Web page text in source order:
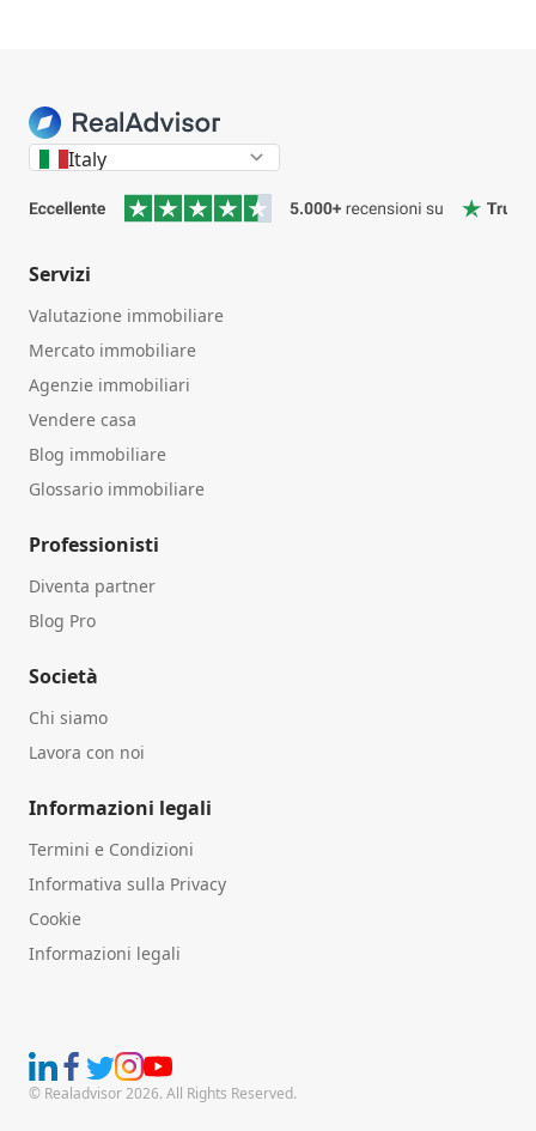
Italy
Servizi
Valutazione immobiliare
Mercato immobiliare
Agenzie immobiliari
Vendere casa
Blog immobiliare
Glossario immobiliare
Professionisti
Diventa partner
Blog Pro
Società
Chi siamo
Lavora con noi
Informazioni legali
Termini e Condizioni
Informativa sulla Privacy
Cookie
Informazioni legali
© Realadvisor 2026. All Rights Reserved.